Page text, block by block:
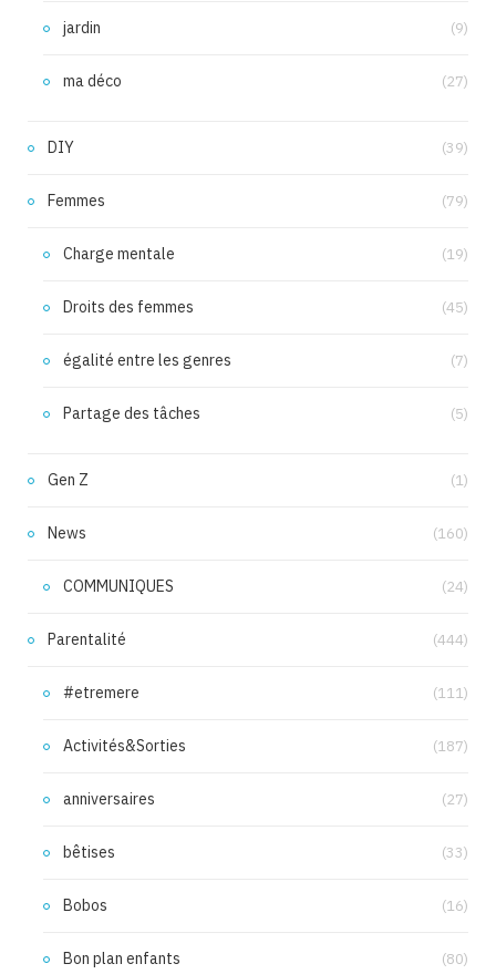
jardin (9)
ma déco (27)
DIY (39)
Femmes (79)
Charge mentale (19)
Droits des femmes (45)
égalité entre les genres (7)
Partage des tâches (5)
Gen Z (1)
News (160)
COMMUNIQUES (24)
Parentalité (444)
#etremere (111)
Activités&Sorties (187)
anniversaires (27)
bêtises (33)
Bobos (16)
Bon plan enfants (80)